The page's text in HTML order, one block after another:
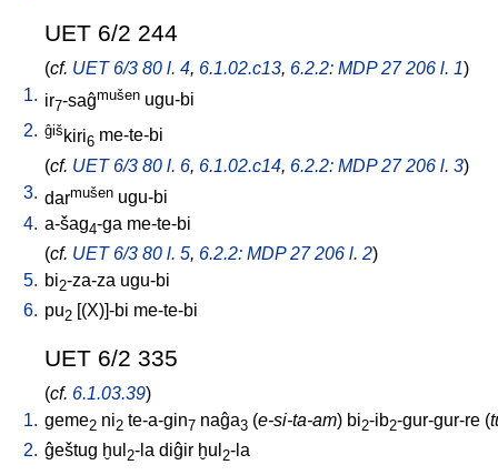
UET 6/2 244
(cf. UET 6/3 80 l. 4, 6.1.02.c13, 6.2.2: MDP 27 206 l. 1)
1. ir7-saĝmušen ugu-bi
2. ĝiš kiri6 me-te-bi
(cf. UET 6/3 80 l. 6, 6.1.02.c14, 6.2.2: MDP 27 206 l. 3)
3. darmušen ugu-bi
4. a-šag4-ga me-te-bi
(cf. UET 6/3 80 l. 5, 6.2.2: MDP 27 206 l. 2)
5. bi2-za-za ugu-bi
6. pu2 [(X)]-bi me-te-bi
UET 6/2 335
(cf. 6.1.03.39)
1. geme2 ni2 te-a-gin7 naĝa3 (e-si-ta-am) bi2-ib2-gur-gur-re (
2. ĝeštug ḫul 2-la diĝir ḫul 2-la